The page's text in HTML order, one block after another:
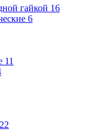
гайкой 16
6
11
22